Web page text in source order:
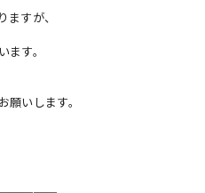
ますが、
ます。
願いします。